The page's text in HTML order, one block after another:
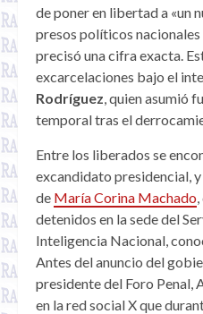
de poner en libertad a «un
presos políticos
precisó una cifra exacta.
excarcelaciones bajo el
Rodríguez , quien asumió
temporal tras el
Entre los liberados se
excandidato presidencial,
de María Corina Machado
detenidos en la sede del
Inteligencia Nacional,
Antes del anuncio del
presidente del Foro Penal,
en la red social X que